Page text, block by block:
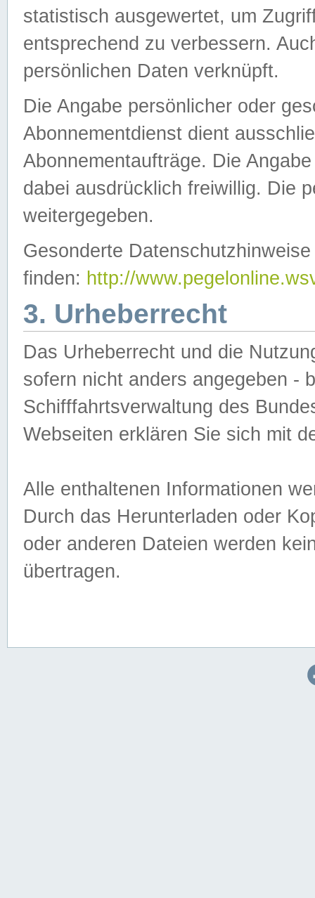
statistisch ausgewertet, um
entsprechend zu verbessern.
persönlichen Daten verknüpft.
Die Angabe persönlicher oder
Abonnementdienst dient
Abonnementaufträge. Die
dabei ausdrücklich freiwillig. Die
weitergegeben.
Gesonderte
finden: http://
3. Urheberrecht
Das Urheberrecht und die
sofern nicht anders angegeben -
Schifffahrtsverwaltung des
Webseiten erklären Sie sich mit
Alle enthaltenen Informationen
Durch das Herunterladen oder
oder anderen Dateien werden
übertragen.